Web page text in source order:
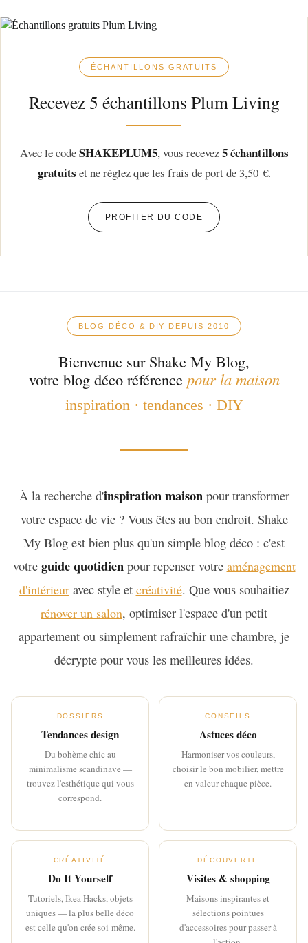
ÉCHANTILLONS GRATUITS
Recevez 5 échantillons Plum Living
Avec le codeSHAKEPLUM5, vous recevez5 échantillons
gratuits et ne réglez que les frais de port de 3,50 €.
PROFITER DU CODE
BLOG DÉCO & DIY DEPUIS 2010
Bienvenue sur Shake My Blog,
votre blog déco référence pour la maison
inspiration · tendances · DIY
À la recherche d'inspiration maisonpour transformer
votre espace de vie ? Vous êtes au bon endroit. Shake
My Blog est bien plus qu'un simple blog déco : c'est
votre guide quotidienpour repenser votre aménagement
d'intérieuravec style et créativité. Que vous souhaitiez
rénover un salon, optimiser l'espace d'un petit
appartement ou simplement rafraîchir une chambre, je
décrypte pour vous les meilleures idées.
DOSSIERS
Tendances design
Du bohème chic au
minimalisme scandinave —
trouvez l'esthétique qui vous
correspond.
CONSEILS
Astuces déco
Harmoniser vos couleurs,
choisir le bon mobilier, mettre
en valeur chaque pièce.
CRÉATIVITÉ
Do It Yourself
Tutoriels, Ikea Hacks, objets
uniques — la plus belle déco
est celle qu'on crée soi-même.
DÉCOUVERTE
Visites & shopping
Maisons inspirantes et
sélections pointues
d'accessoires pour passer à